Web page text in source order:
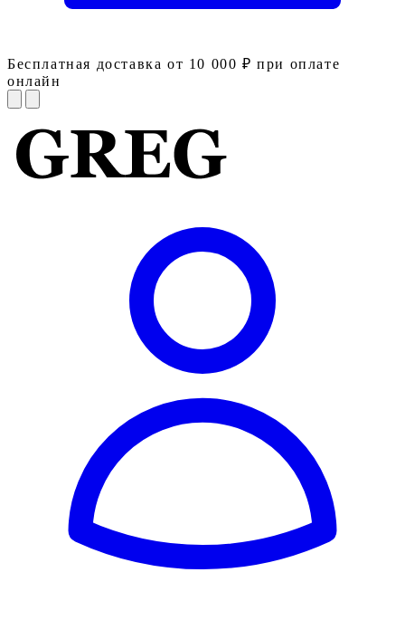
Бесплатная доставка от 10 000 ₽ при оплате
онлайн